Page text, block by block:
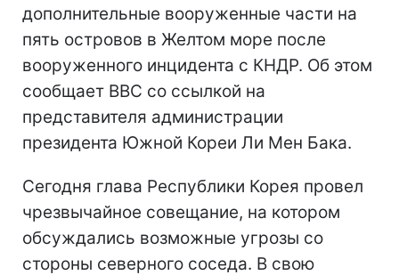
дополнительные вооруженные части на
пять островов в Желтом море после
вооруженного инцидента с КНДР. Об этом
сообщает ВВС со ссылкой на
представителя администрации
президента Южной Кореи Ли Мен Бака.
Сегодня глава Республики Корея провел
чрезвычайное совещание, на котором
обсуждались возможные угрозы со
стороны северного соседа. В свою